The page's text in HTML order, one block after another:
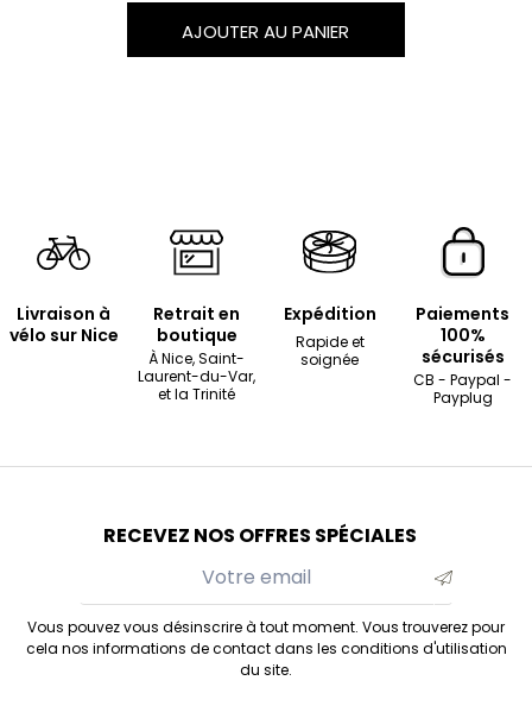
AJOUTER AU PANIER
Livraison à
vélo sur Nice
Retrait en
boutique
À Nice, Saint-
Laurent-du-Var,
et la Trinité
Expédition
Rapide et
soignée
Paiements
100%
sécurisés
CB - Paypal -
Payplug
RECEVEZ NOS OFFRES SPÉCIALES
Vous pouvez vous désinscrire à tout moment. Vous trouverez pour
cela nos informations de contact dans les conditions d'utilisation
du site.